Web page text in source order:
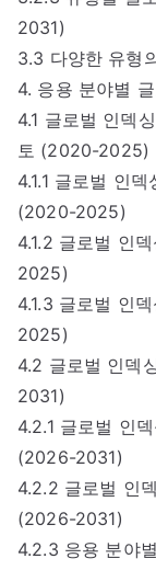
2031)
3.3 다양한 유형
4. 응용 분야별
4.1 글로벌 인덱
토 (2020-2025)
4.1.1 글로벌 인
(2020-2025)
4.1.2 글로벌 인
2025)
4.1.3 글로벌 인
2025)
4.2 글로벌 인덱
2031)
4.2.1 글로벌 인
(2026-2031)
4.2.2 글로벌 인
(2026-2031)
4.2.3 응용 분야